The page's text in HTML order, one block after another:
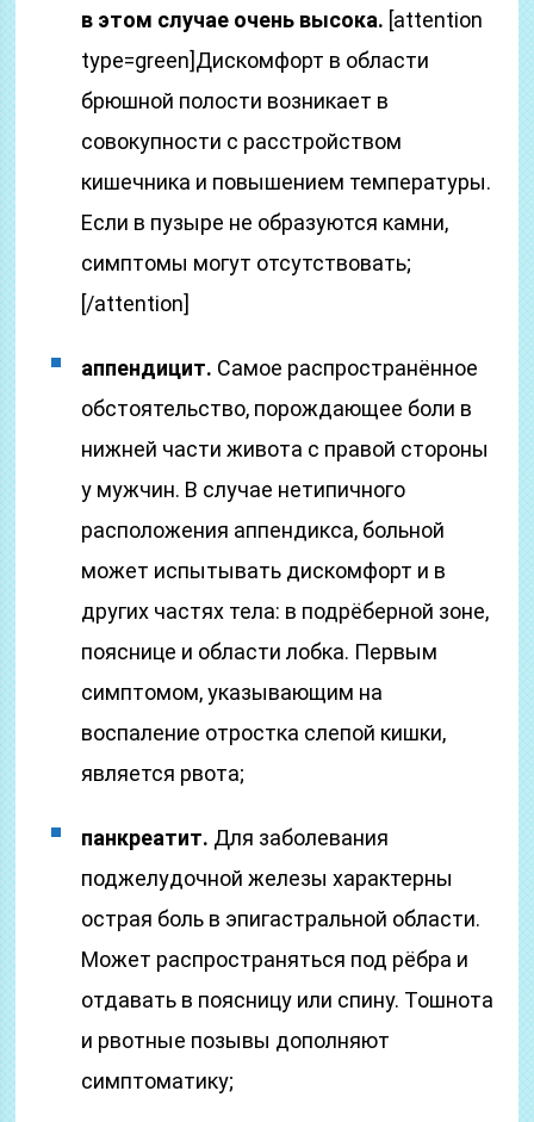
в этом случае очень высока. [attention
type=green]Дискомфорт в области
брюшной полости возникает в
совокупности с расстройством
кишечника и повышением температуры.
Если в пузыре не образуются камни,
симптомы могут отсутствовать;
[/attention]
аппендицит. Самое распространённое
обстоятельство, порождающее боли в
нижней части живота с правой стороны
у мужчин. В случае нетипичного
расположения аппендикса, больной
может испытывать дискомфорт и в
других частях тела: в подрёберной зоне,
пояснице и области лобка. Первым
симптомом, указывающим на
воспаление отростка слепой кишки,
является рвота;
панкреатит. Для заболевания
поджелудочной железы характерны
острая боль в эпигастральной области.
Может распространяться под рёбра и
отдавать в поясницу или спину. Тошнота
и рвотные позывы дополняют
симптоматику;